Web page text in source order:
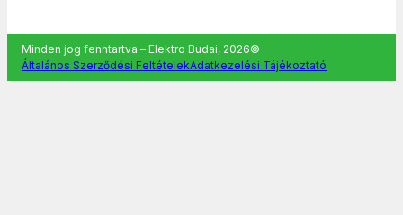
Minden jog fenntartva – Elektro Budai, 2026©
Általános Szerződési FeltételekAdatkezelési Tájékoztató